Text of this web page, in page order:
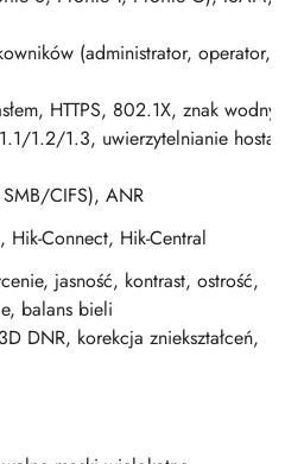
(administrator, operator,
HTTPS, 802.1X, znak wodny,
1.2/1.3, uwierzytelnianie hosta
CIFS), ANR
Hik-Connect, Hik-Central
jasność, kontrast, ostrość,
balans bieli
DNR, korekcja zniekształceń,